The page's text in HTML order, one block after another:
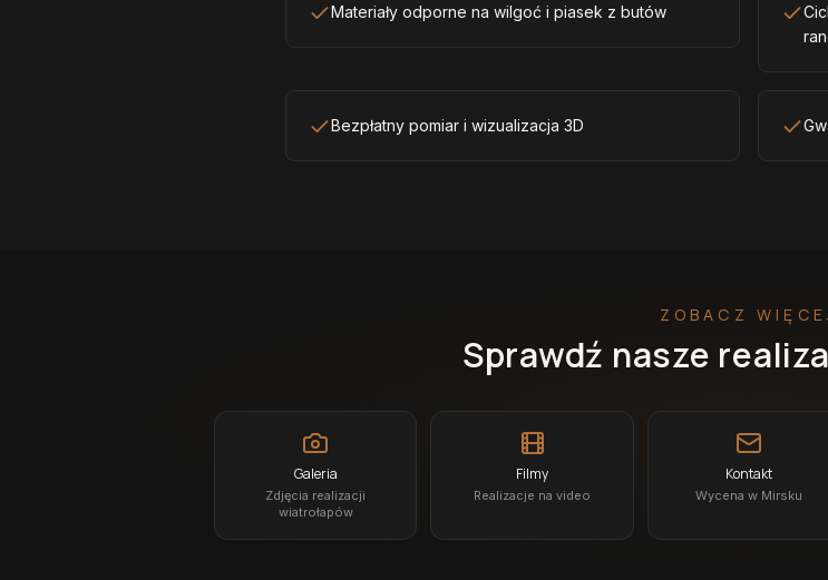
Materiały odporne na wilgoć i piasek z butów
Bezpłatny pomiar i wizualizacja 3D
ZOBACZ
Sprawdź nasze
Galeria
Zdjęcia realizacji
wiatrołapów
Filmy
Realizacje na video
Kontakt
Wycena w Mirsku